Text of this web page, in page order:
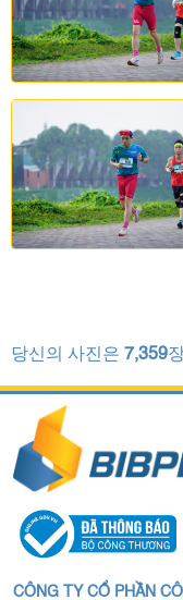
당신의 사진은 7,359
CÔNG TY CỔ PHẦN